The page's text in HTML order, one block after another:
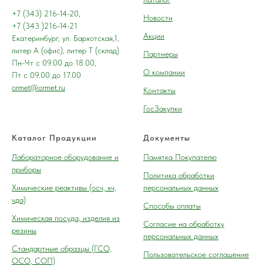
+7 (343) 216-14-20,
+7 (343 )216-14-21
Екатеринбург, ул. Бархотская,1,
литер А (офис), литер Т (склад)
Пн-Чт с 09.00 до 18.00,
Пт с 09.00 до 17.00
ormet@ormet.ru
Новости
Акции
Партнеры
О компании
Контакты
ГосЗакупки
Каталог Продукции
Лабораторное оборудование и
приборы
Химические реактивы (осч, хч,
чда)
Химическая посуда, изделия из
резины
Cтандартные образцы (ГСО,
ОСО, СОП)
Документы
Памятка Покупателю
Политика обработки
персональных данных
Способы оплаты
Согласие на обработку
персональных данных
Пользовательское соглашение